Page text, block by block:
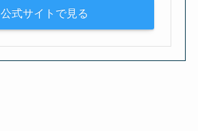
公式サイトで見る